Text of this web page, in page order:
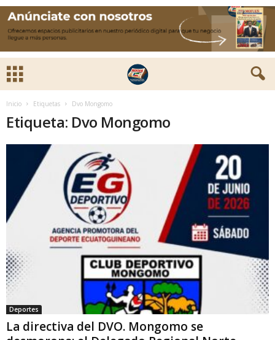
Inicio Etiquetas Dvo Mongomo
Etiqueta: Dvo Mongomo
Deportes
‎La directiva del DVO. Mongomo se